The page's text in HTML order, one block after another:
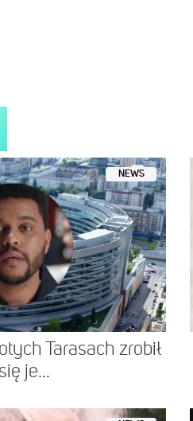
NEWS
Tarasach zrobił
je...